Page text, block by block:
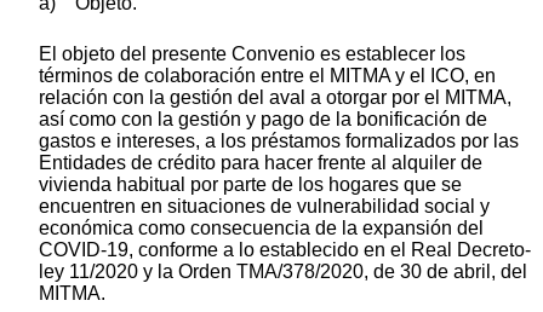
El objeto del presente Convenio es establecer los
términos de colaboración entre el MITMA y el ICO, en
relación con la gestión del aval a otorgar por el MITMA,
así como con la gestión y pago de la bonificación de
gastos e intereses, a los préstamos formalizados por las
Entidades de crédito para hacer frente al alquiler de
vivienda habitual por parte de los hogares que se
encuentren en situaciones de vulnerabilidad social y
económica como consecuencia de la expansión del
COVID-19, conforme a lo establecido en el Real Decreto-
ley 11/2020 y la Orden TMA/378/2020, de 30 de abril, del
MITMA.